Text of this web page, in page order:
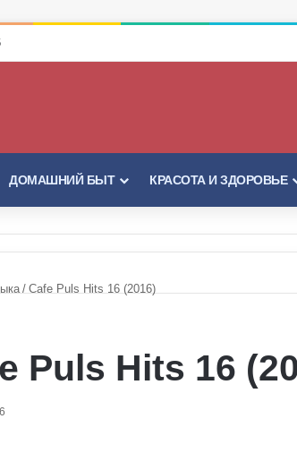
ДОМАШНИЙ БЫТ КРАСОТА И ЗДОРОВЬЕ
/ Cafe Puls Hits 16 (2016)
Puls Hits 16